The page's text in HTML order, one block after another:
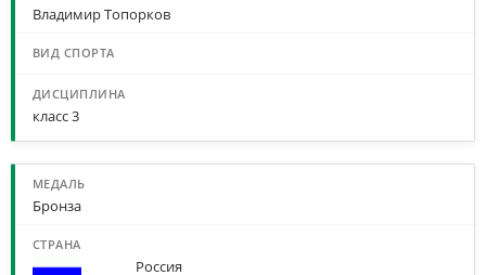
Владимир Топорков
класс 3
Бронза
Россия